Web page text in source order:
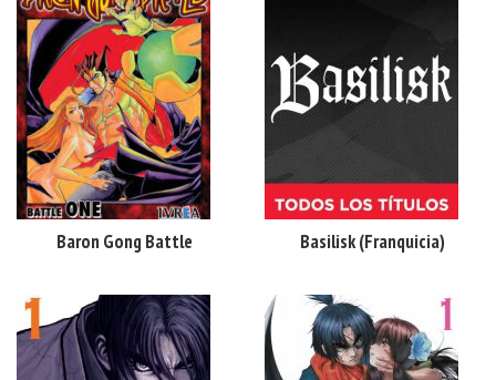
Baron Gong Battle Basilisk (franquicia)